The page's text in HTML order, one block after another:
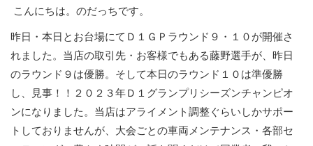
こんにちは。のだっちです。
昨日・本日とお台場にてＤ１ＧＰラウンド９・１０が開催さ
れました。当店の取引先・お客様でもある藤野選手が、昨日
のラウンド９は優勝。そして本日のラウンド１０は準優勝
し、見事！！２０２３年Ｄ１グランプリシーズンチャンピオ
ンになりました。当店はアライメント調整ぐらいしかサポー
トしておりませんが、大会ごとの車両メンテナンス・各部セ